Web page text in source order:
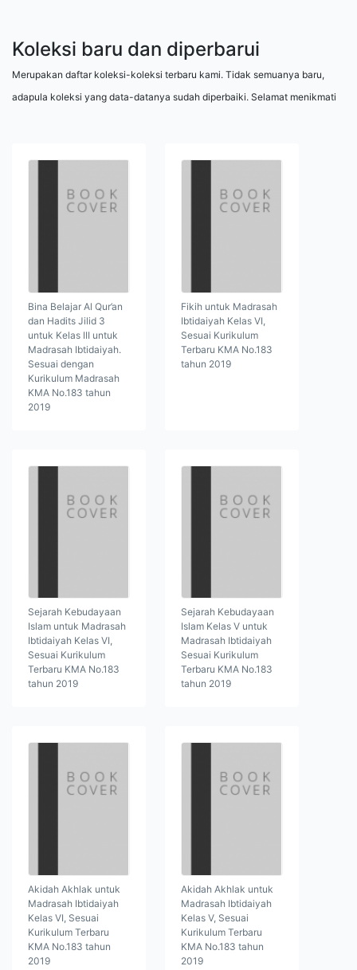
Koleksi baru dan diperbarui
Merupakan daftar koleksi-koleksi terbaru kami. Tidak semuanya baru,
adapula koleksi yang data-datanya sudah diperbaiki. Selamat menikmati
Bina Belajar Al Qur’an
dan Hadits Jilid 3
untuk Kelas III untuk
Madrasah Ibtidaiyah.
Sesuai dengan
Kurikulum Madrasah
KMA No.183 tahun
2019
Fikih untuk Madrasah
Ibtidaiyah Kelas VI,
Sesuai Kurikulum
Terbaru KMA No.183
tahun 2019
Sejarah Kebudayaan
Islam untuk Madrasah
Ibtidaiyah Kelas VI,
Sesuai Kurikulum
Terbaru KMA No.183
tahun 2019
Sejarah Kebudayaan
Islam Kelas V untuk
Madrasah Ibtidaiyah
Sesuai Kurikulum
Terbaru KMA No.183
tahun 2019
Akidah Akhlak untuk
Madrasah Ibtidaiyah
Kelas VI, Sesuai
Kurikulum Terbaru
KMA No.183 tahun
2019
Akidah Akhlak untuk
Madrasah Ibtidaiyah
Kelas V, Sesuai
Kurikulum Terbaru
KMA No.183 tahun
2019